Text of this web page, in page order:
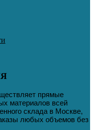
прямые
материалов всей
склада в Москве,
любых объемов без